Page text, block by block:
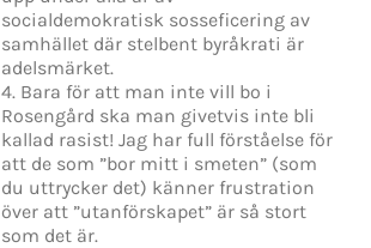
socialdemokratisk sosseficering av
samhället där stelbent byråkrati är
adelsmärket.
4. Bara för att man inte vill bo i
Rosengård ska man givetvis inte bli
kallad rasist! Jag har full förståelse för
att de som ”bor mitt i smeten” (som
du uttrycker det) känner frustration
över att ”utanförskapet” är så stort
som det är.